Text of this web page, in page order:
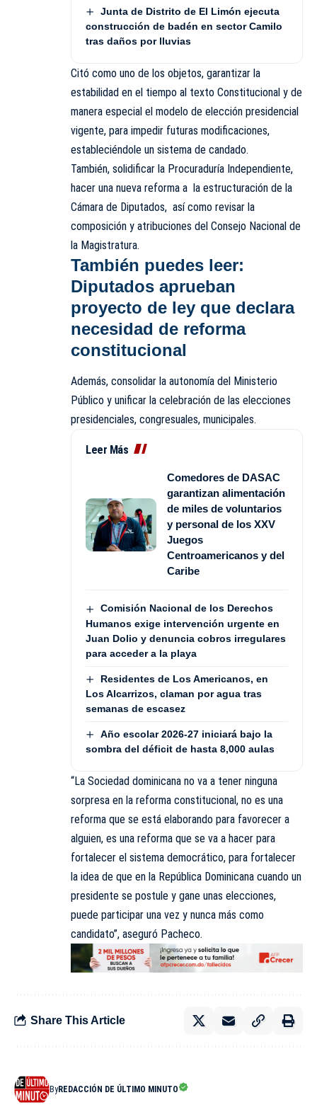
Junta de Distrito de El Limón ejecuta
construcción de badén en sector Camilo
tras daños por lluvias
Citó como uno de los objetos, garantizar la
estabilidad en el tiempo al texto Constitucional y de
manera especial el modelo de elección presidencial
vigente, para impedir futuras modificaciones,
estableciéndole un sistema de candado.
También, solidificar la Procuraduría Independiente,
hacer una nueva reforma a la estructuración de la
Cámara de Diputados, así como revisar la
composición y atribuciones del Consejo Nacional de
la Magistratura.
También puedes leer:
Diputados aprueban
proyecto de ley que declara
necesidad de reforma
constitucional
Además, consolidar la autonomía del Ministerio
Público y unificar la celebración de las elecciones
presidenciales, congresuales, municipales.
Leer Más
Comedores de DASAC
garantizan alimentación
de miles de voluntarios
y personal de los XXV
Juegos
Centroamericanos y del
Caribe
Comisión Nacional de los Derechos
Humanos exige intervención urgente en
Juan Dolio y denuncia cobros irregulares
para acceder a la playa
Residentes de Los Americanos, en
Los Alcarrizos, claman por agua tras
semanas de escasez
Año escolar 2026-27 iniciará bajo la
sombra del déficit de hasta 8,000 aulas
“La Sociedad dominicana no va a tener ninguna
sorpresa en la reforma constitucional, no es una
reforma que se está elaborando para favorecer a
alguien, es una reforma que se va a hacer para
fortalecer el sistema democrático, para fortalecer
la idea de que en la República Dominicana cuando un
presidente se postule y gane unas elecciones,
puede participar una vez y nunca más como
candidato”, aseguró Pacheco.
Share This Article
ByREDACCIÓN DE ÚLTIMO MINUTO